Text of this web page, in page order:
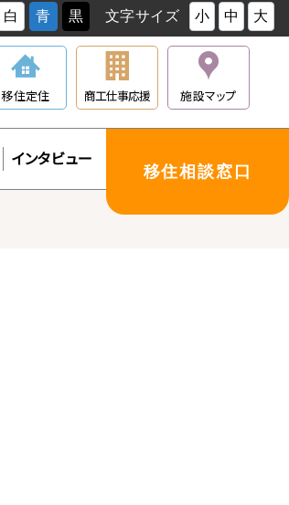
白 青 黒 文字サイズ 小 中 大
移住定住 商工仕事応援 施設マップ
インタビュー
移住相談窓口